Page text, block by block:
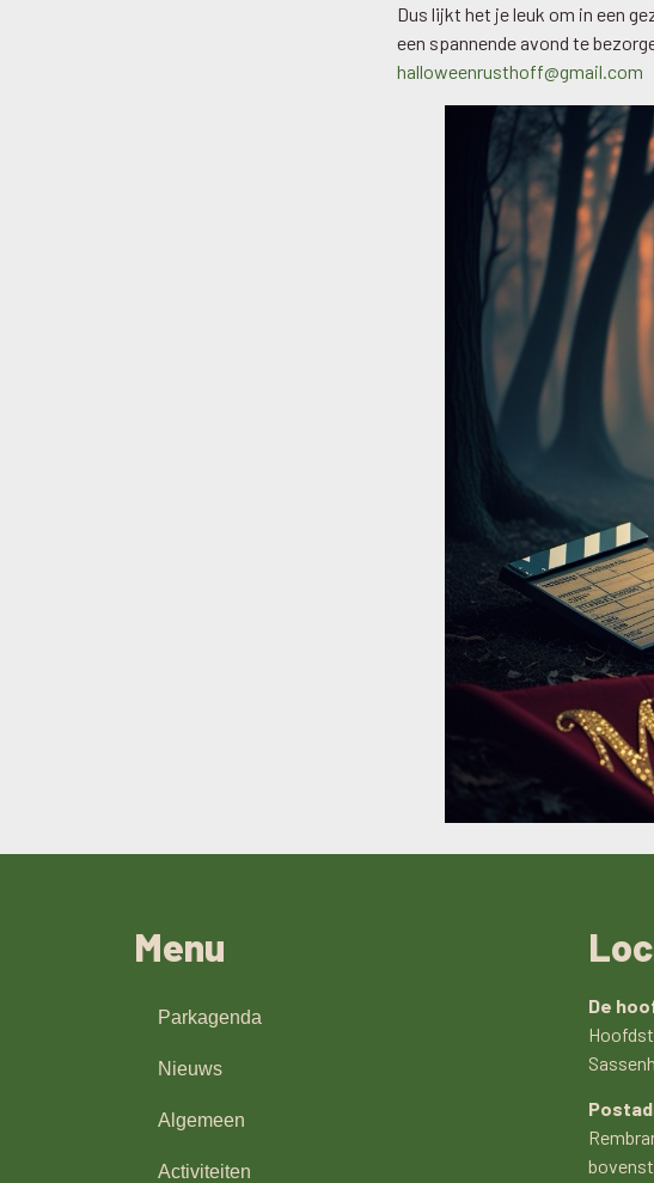
Dus lijkt het je leuk om in een
een spannende avond te
halloweenrusthoff@gmail.com
Menu
Parkagenda
Nieuws
Algemeen
Activiteiten
De